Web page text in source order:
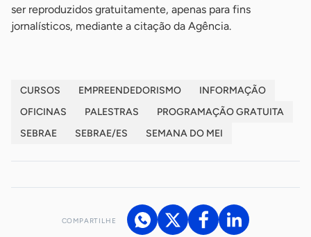
ser reproduzidos gratuitamente, apenas para fins
jornalísticos, mediante a citação da Agência.
CURSOS EMPREENDEDORISMO
INFORMAÇÃO
OFICINAS
PALESTRAS
PROGRAMAÇÃO GRATUITA
SEBRAE
SEBRAE/ES SEMANA DO MEI
COMPARTILHE